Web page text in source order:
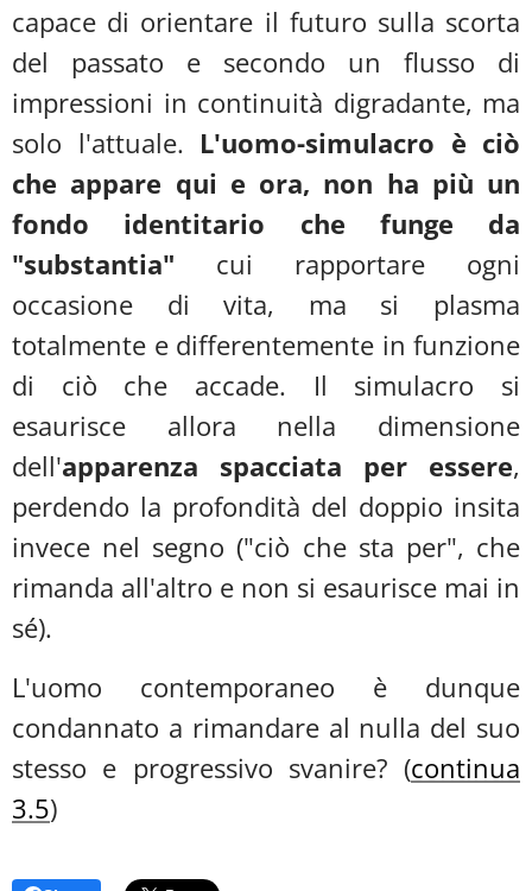
capace di orientare il futuro sulla scorta
del passato e secondo un flusso di
impressioni in continuità digradante, ma
solo l'attuale. L'uomo-simulacro è ciò
che appare qui e ora, non ha più un
fondo identitario che funge da
"substantia" cui rapportare ogni
occasione di vita, ma si plasma
totalmente e differentemente in funzione
di ciò che accade. Il simulacro si
esaurisce allora nella dimensione
dell'apparenza spacciata per essere,
perdendo la profondità del doppio insita
invece nel segno ("ciò che sta per", che
rimanda all'altro e non si esaurisce mai in
sé).
L'uomo contemporaneo è dunque
condannato a rimandare al nulla del suo
stesso e progressivo svanire? (continua
3.5)